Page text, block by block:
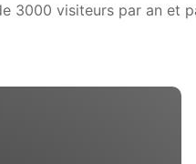
3000 visiteurs par an et